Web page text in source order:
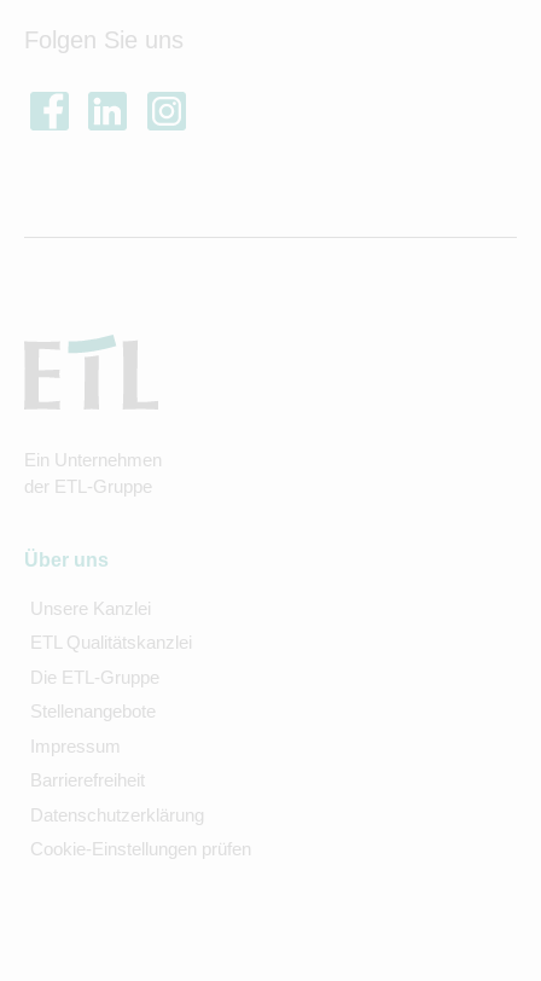
Folgen Sie uns
Ein Unternehmen
der ETL-Gruppe
Über uns
Unsere Kanzlei
ETL Qualitätskanzlei
Die ETL-Gruppe
Stellenangebote
Impressum
Barrierefreiheit
Datenschutzerklärung
Cookie-Einstellungen prüfen